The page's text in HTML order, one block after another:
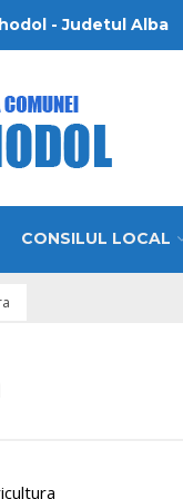
- Judetul Alba
CONSILUL LOCAL